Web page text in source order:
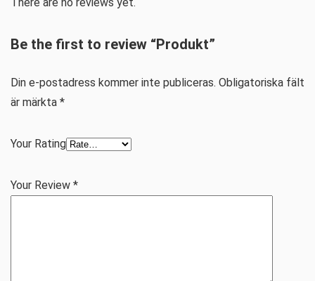
Be the first to review “Produkt”
Din e-postadress kommer inte publiceras. Obligatoriska fält
är märkta *
Your Rating
Your Review *